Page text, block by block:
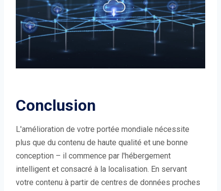
Conclusion
L'amélioration de votre portée mondiale nécessite
plus que du contenu de haute qualité et une bonne
conception – il commence par l'hébergement
intelligent et consacré à la localisation. En servant
votre contenu à partir de centres de données proches